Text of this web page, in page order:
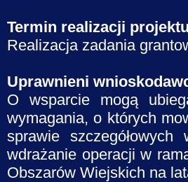
Termin realizacji
Realizacja zadania
Uprawnieni
O wsparcie mogą
wymagania, o których
sprawie
wdrażanie operacji w
Obszarów Wiejskich na